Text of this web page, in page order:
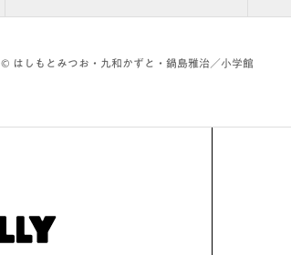
© はしもとみつお・九和かずと・鍋島雅治／小学館